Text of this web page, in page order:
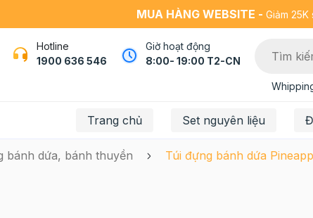
MUA HÀNG WEBSITE - Giảm
Hotline
1900 636 546
Giờ hoạt động
8:00- 19:00 T2-CN
Trang chủ Set nguyên liệu
bánh dứa, bánh thuyền Túi đựng bánh dứa